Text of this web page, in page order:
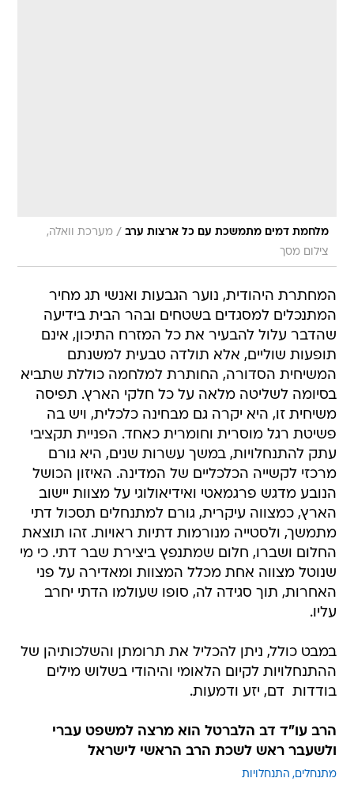
מלחמת דמים מתמשכת עם כל ארצות ערב / מערכת וואלה,
צילום מסך
המחתרת היהודית, נוער הגבעות ואנשי תג מחיר
המתנכלים למסגדים בשטחים ובהר הבית בידיעה
שהדבר עלול להבעיר את כל המזרח התיכון, אינם
תופעות שוליים, אלא תולדה טבעית למשנתם
המשיחית הסדורה, החותרת למלחמה כוללת שתביא
בסיומה לשליטה מלאה על כל חלקי הארץ. תפיסה
משיחית זו, היא יקרה גם מבחינה כלכלית, ויש בה
פשיטת רגל מוסרית וחומרית כאחד. הפניית תקציבי
עתק להתנחלויות, במשך עשרות שנים, היא גורם
מרכזי לקשייה הכלכליים של המדינה. האיזון הכושל
הנובע מדגש פרגמאטי ואידיאולוגי על מצוות יישוב
הארץ, כמצווה עיקרית, גורם למתנחלים תסכול דתי
מתמשך, ולסטייה מנורמות דתיות ראויות. זהו תוצאת
החלום ושברו, חלום שמתנפץ ביצירת שבר דתי. כי מי
שנוטל מצווה אחת מכלל המצוות ומאדירה על פני
האחרות, תוך סגידה לה, סופו שעולמו הדתי יחרב
עליו.
במבט כולל, ניתן להכליל את תרומתן והשלכותיהן של
ההתנחלויות לקיום הלאומי והיהודי בשלוש מילים
בודדות  דם, יזע ודמעות.
הרב עו"ד דב הלברטל הוא מרצה למשפט עברי
ולשעבר ראש לשכת הרב הראשי לישראל
מתנחלים התנחלויות